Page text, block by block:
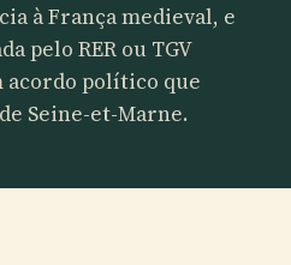
à França medieval, e
pelo RER ou TGV
acordo político que
Seine-et-Marne.